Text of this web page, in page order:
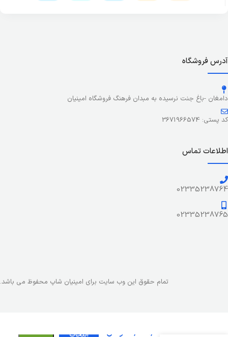
آدرس فروشگاه
دامغان -باغ جنت نرسیده به مبدان فرهنگ فروشگاه امینیان
کد پستی: 3671966574
اطلاعات تماس
02335238764
02335238765
تمام حقوق این وب سایت برای امینیان شاپ محفوظ می باشد.
5,879,000 تومان انتخاب